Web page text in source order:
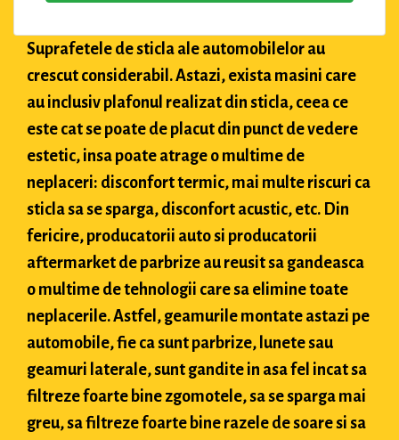
Suprafetele de sticla ale automobilelor au
crescut considerabil. Astazi, exista masini care
au inclusiv plafonul realizat din sticla, ceea ce
este cat se poate de placut din punct de vedere
estetic, insa poate atrage o multime de
neplaceri: disconfort termic, mai multe riscuri ca
sticla sa se sparga, disconfort acustic, etc. Din
fericire, producatorii auto si producatorii
aftermarket de parbrize au reusit sa gandeasca
o multime de tehnologii care sa elimine toate
neplacerile. Astfel, geamurile montate astazi pe
automobile, fie ca sunt parbrize, lunete sau
geamuri laterale, sunt gandite in asa fel incat sa
filtreze foarte bine zgomotele, sa se sparga mai
greu, sa filtreze foarte bine razele de soare si sa